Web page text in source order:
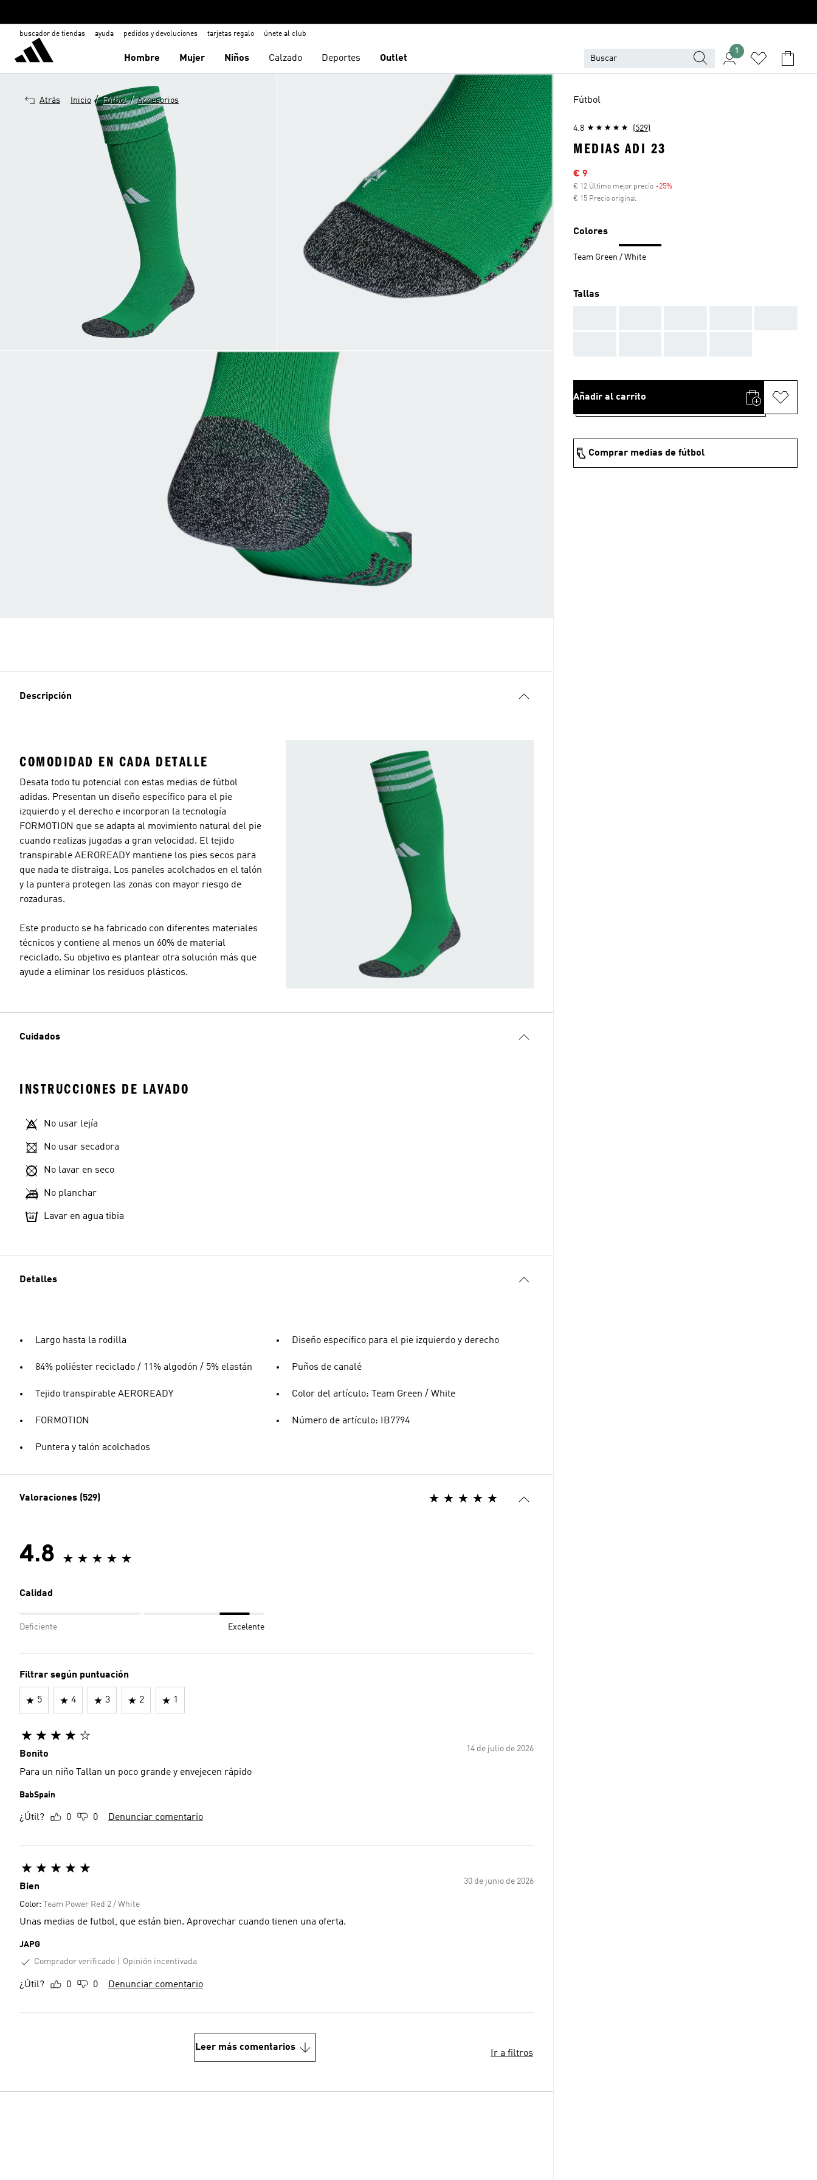
buscador de tiendas ayuda pedidos y devoluciones tarjetas regalo únete al club
Hombre Mujer Niños Calzado Deportes Outlet
1
Atrás Inicio / Fútbol / Accesorios
Descripción
COMODIDAD EN CADA DETALLE
Desata todo tu potencial con estas medias de fútbol
adidas. Presentan un diseño específico para el pie
izquierdo y el derecho e incorporan la tecnología
FORMOTION que se adapta al movimiento natural del pie
cuando realizas jugadas a gran velocidad. El tejido
transpirable AEROREADY mantiene los pies secos para
que nada te distraiga. Los paneles acolchados en el talón
y la puntera protegen las zonas con mayor riesgo de
rozaduras.
Este producto se ha fabricado con diferentes materiales
técnicos y contiene al menos un 60% de material
reciclado. Su objetivo es plantear otra solución más que
ayude a eliminar los residuos plásticos.
Cuidados
INSTRUCCIONES DE LAVADO
No usar lejía
No usar secadora
No lavar en seco
No planchar
Lavar en agua tibia
Detalles
Largo hasta la rodilla
84% poliéster reciclado / 11% algodón / 5% elastán
Tejido transpirable AEROREADY
FORMOTION
Puntera y talón acolchados
Diseño específico para el pie izquierdo y derecho
Puños de canalé
Color del artículo: Team Green / White
Número de artículo: IB7794
Valoraciones (529)
4.8
Calidad
Deficiente Excelente
Filtrar según puntuación
5 4 3 2 1
14 de julio de 2026
Bonito
Para un niño Tallan un poco grande y envejecen rápido
BabSpain
¿Útil? 0 0 Denunciar comentario
30 de junio de 2026
Bien
Color: Team Power Red 2 / White
Unas medias de futbol, que están bien. Aprovechar cuando tienen una oferta.
JAPG
Comprador verificado
Opinión incentivada
¿Útil? 0 0 Denunciar comentario
Leer más comentarios
Ir a filtros
Fútbol
4.8 (529)
MEDIAS ADI 23
Precio rebajado
€ 9
€ 12 Último mejor precio -25%
€ 15 Precio original
Colores
Team Green / White
Tallas
Añadir al carrito
Comprar medias de fútbol